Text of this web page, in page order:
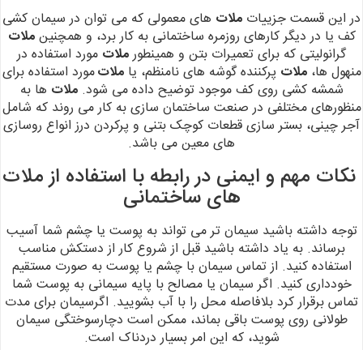
در این قسمت جزییات ملات های معمولی که می توان در سیمان کشی
کف یا در دیگر کارهای روزمره ساختمانی به کار برد، و همچنینملات
گرانولیتی که برای تعمیرات بتن و همینطورملات مورد استفاده در
منهول ها،ملات پرکننده گوشه های نامنظم، یاملاتمورد استفاده برای
شمشه کشی روی کف موجود توضیح داده می شود.ملات ها به
منظورهای مختلفی در صنعت ساختمان سازی بهکار می روند که شامل
آجر چینی، بستر سازی قطعات کوچک بتنی و پرکردن درز انواع روسازی
های معین می باشد.
نکات مهم و ایمنی در رابطه با استفاده از ملات
های ساختمانی
توجه داشته باشید سیمان تر می تواند به پوست یا چشم شما آسیب
برساند. به یاد داشته باشید قبل از شروع کار از دستکش مناسب
استفاده کنید. از تماس سیمان با چشم یا پوست به صورت مستقیم
خودداری کنید. اگر سیمان یا مصالح با پایه سیمانی به پوست شما
تماس برقرار کرد بلافاصله محل را با آب بشویید. اگرسیمان برای مدت
طولانی روی پوست باقی بماند، ممکن است دچارسوختگی سیمان
شوید، که این امر بسیار دردناک است.